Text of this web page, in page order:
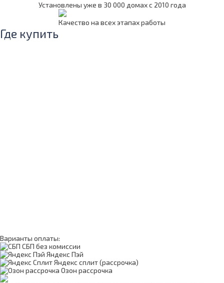
Установлены уже в 30 000 домах с 2010 года
Качество на всех этапах работы
Где купить
Варианты оплаты:
СБП без комиссии
Яндекс Пэй
Яндекс сплит (рассрочка)
Озон рассрочка